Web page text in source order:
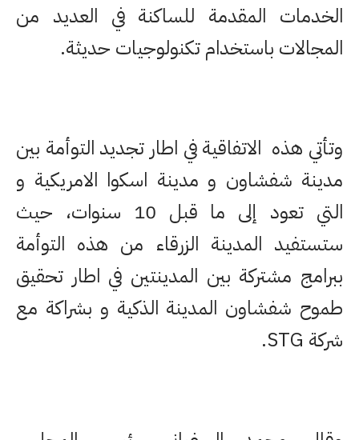
الخدمات المقدمة للساكنة في العديد من
المجالات باستخدام تكنولوجيات حديثة.
وتأتي هذه الاتفاقية في اطار تجديد التوأمة بين
مدينة شفشاون و مدينة اسكوا الامريكية و
التي تعود إلى ما قبل 10 سنوات، حيث
ستستفيد المدينة الزرقاء من هذه التوأمة
ببرامج مشتركة بين المدينتين في اطار تحقيق
طموح شفشاون المدينة الذكية و بشراكة مع
شركة STG.